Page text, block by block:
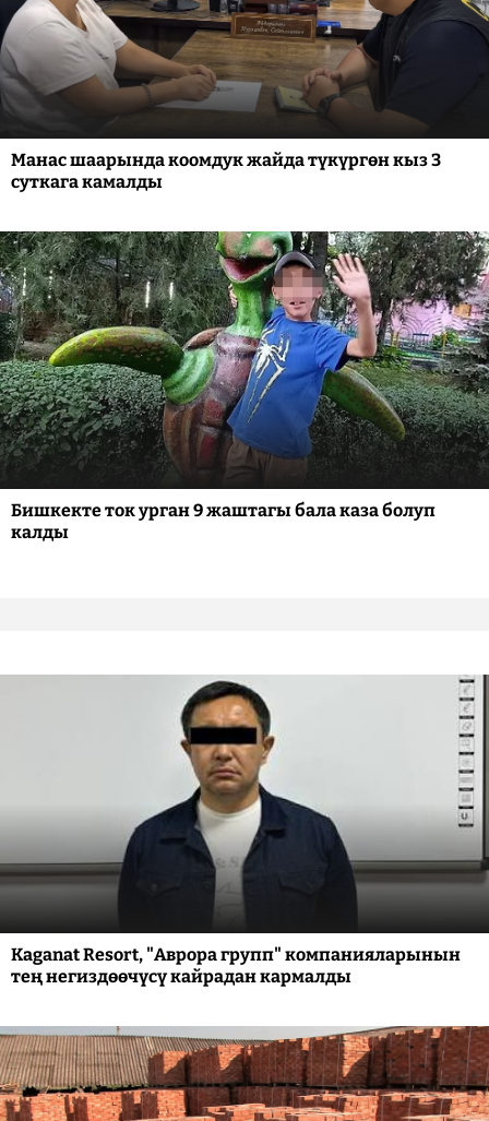
Манас шаарында коомдук жайда түкүргөн кыз 3
суткага камалды
Бишкекте ток урган 9 жаштагы бала каза болуп
калды
Kaganat Resort, "Аврора групп" компанияларынын
тең негиздөөчүсү кайрадан кармалды